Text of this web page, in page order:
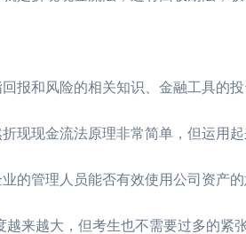
报和风险的相关知识、金融工具的
现现金流法原理非常简单，但运用
的管理人员能否有效使用公司资产
越来越大，但考生也不需要过多的